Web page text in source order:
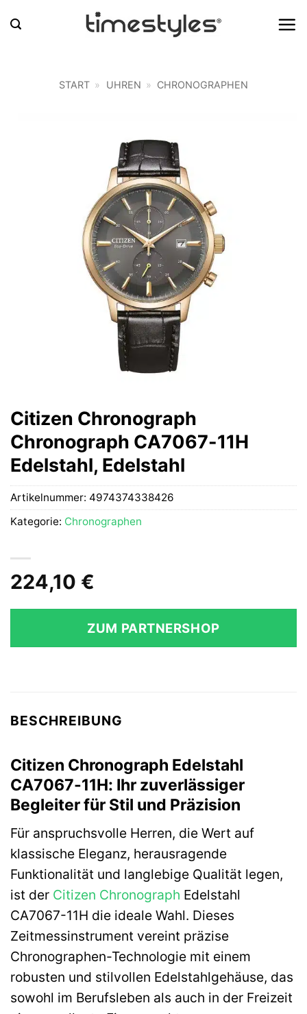
Inhalt
START » UHREN » CHRONOGRAPHEN
Citizen Chronograph
Chronograph CA7067-11H
Edelstahl, Edelstahl
224,10 €
ZUM PARTNERSHOP
Artikelnummer: 4974374338426
Kategorie: Chronographen
BESCHREIBUNG
Citizen Chronograph Edelstahl
CA7067-11H: Ihr zuverlässiger
Begleiter für Stil und Präzision
Für anspruchsvolle Herren, die Wert auf
klassische Eleganz, herausragende
Funktionalität und langlebige Qualität legen,
ist der Citizen Chronograph Edelstahl
CA7067-11H die ideale Wahl. Dieses
Zeitmessinstrument vereint präzise
Chronographen-Technologie mit einem
robusten und stilvollen Edelstahlgehäuse, das
sowohl im Berufsleben als auch in der Freizeit